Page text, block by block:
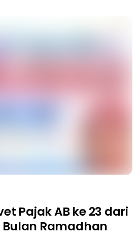
Pajak AB ke 23 dari
Bulan Ramadhan